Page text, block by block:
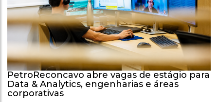
PetroReconcavo abre vagas de estágio para
Data & Analytics, engenharias e áreas
corporativas